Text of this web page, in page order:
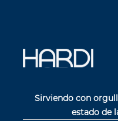
Sirviendo con
estado de